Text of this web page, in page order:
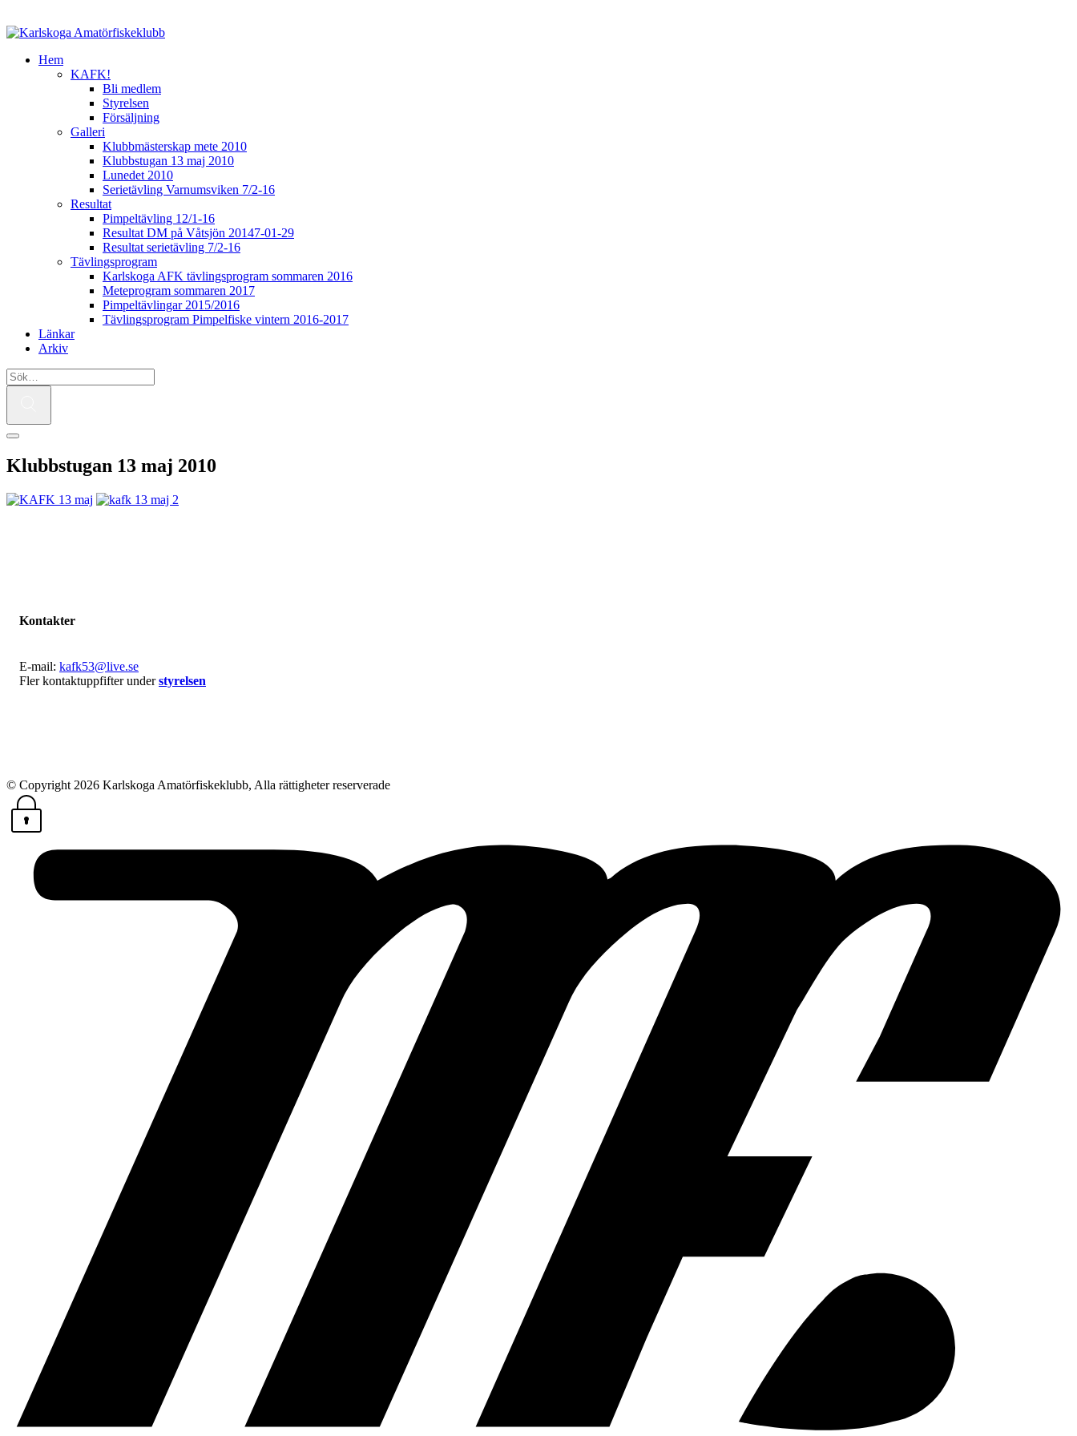
Hem
KAFK!
Bli medlem
Styrelsen
Försäljning
Galleri
Klubbmästerskap mete 2010
Klubbstugan 13 maj 2010
Lunedet 2010
Serietävling Varnumsviken 7/2-16
Resultat
Pimpeltävling 12/1-16
Resultat DM på Våtsjön 20147-01-29
Resultat serietävling 7/2-16
Tävlingsprogram
Karlskoga AFK tävlingsprogram sommaren 2016
Meteprogram sommaren 2017
Pimpeltävlingar 2015/2016
Tävlingsprogram Pimpelfiske vintern 2016-2017
Länkar
Arkiv
Klubbstugan 13 maj 2010
Kontakter
E-mail: kafk53@live.se
Fler kontaktuppfifter understyrelsen
© Copyright 2026 Karlskoga Amatörfiskeklubb, Alla rättigheter reserverade